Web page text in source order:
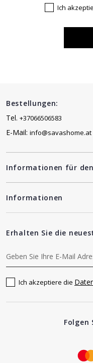
Ich
Bestellungen:
Tel. +37066506583
E-Mail: info@savashome.at
Informationen für
Informationen
Erhalten Sie die
Ich akzeptiere die
Folgen